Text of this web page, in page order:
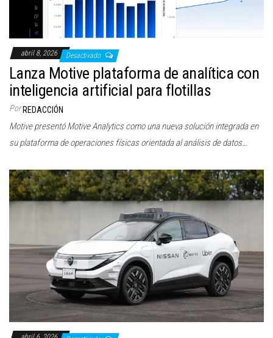
abril 8, 2026 Desactivado
Lanza Motive plataforma de analítica con
inteligencia artificial para flotillas
Por REDACCIÓN
Motive presentó Motive Analytics como una nueva solución integrada en
su plataforma de operaciones físicas orientada al análisis de datos…